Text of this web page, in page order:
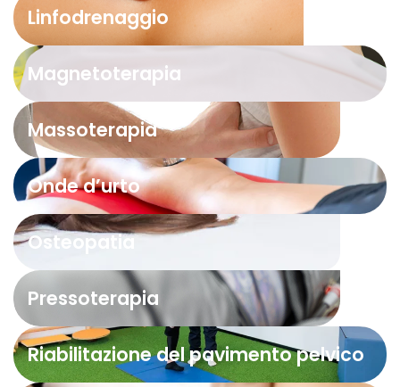
Linfodrenaggio
Magnetoterapia
Massoterapia
Onde d’urto
Osteopatia
Pressoterapia
Riabilitazione del pavimento pelvico